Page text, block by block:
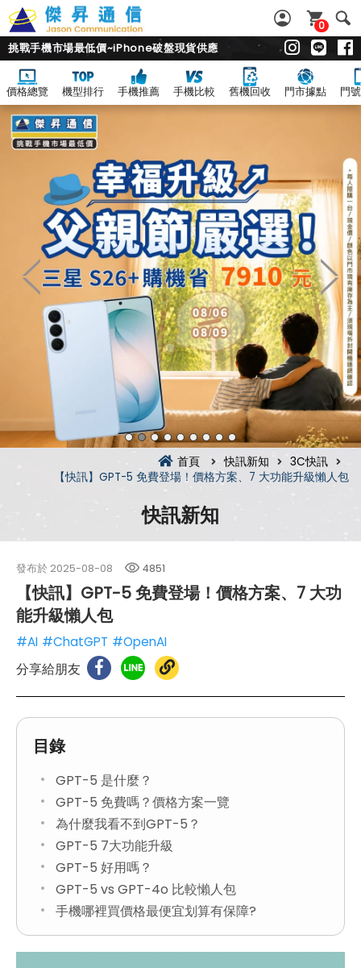
0
挑戰手機市場最低價~iPhone破盤現貨供應
價格總覽 機型排行 手機推薦 手機比較 舊機回收 門市據點 門
首頁 快訊新知
3C快訊
【快訊】GPT-5 免費登場！價格方案、7 大功能升級懶人包
快訊新知
發布於 2025-08-08 4851
【快訊】GPT-5 免費登場！價格方案、7 大功
能升級懶人包
#AI #ChatGPT #OpenAI
分享給朋友
目錄
GPT-5 是什麼？
GPT-5 免費嗎？價格方案一覽
為什麼我看不到GPT-5？
GPT-5 7大功能升級
GPT-5 好用嗎？
GPT-5 vs GPT-4o 比較懶人包
手機哪裡買價格最便宜划算有保障?